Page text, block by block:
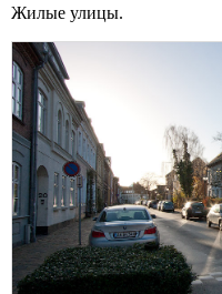
Жилые улицы.